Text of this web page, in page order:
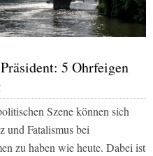
5 Ohrfeigen
Szene können sich
und Fatalismus bei
zu haben wie heute. Dabei ist